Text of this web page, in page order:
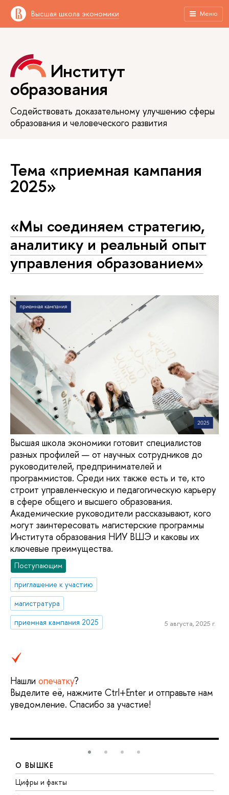
Высшая школа экономики Меню
Институт
образования
Содействовать доказательному улучшению сферы
образования и человеческого развития
Тема «приемная кампания
2025»
«Мы соединяем стратегию,
аналитику и реальный опыт
управления образованием»
Высшая школа экономики готовит специалистов
разных профилей — от научных сотрудников до
руководителей, предпринимателей и
программистов. Среди них также есть и те, кто
строит управленческую и педагогическую карьеру
в сфере общего и высшего образования.
Академические руководители рассказывают, кого
могут заинтересовать магистерские программы
Института образования НИУ ВШЭ и каковы их
ключевые преимущества.
Поступающим
приглашение к участию
магистратура
приемная кампания 2025
5 августа, 2025 г.
Нашли опечатку?
Выделите её, нажмите Ctrl+Enter и отправьте нам
уведомление. Спасибо за участие!
О ВЫШКЕ
Цифры и факты